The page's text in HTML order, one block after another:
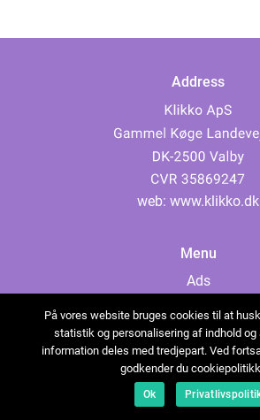
Address
web: www.klikko.dk
Menu
Ads
Cookies
Contact
Sitemap
På vores website bruges cookies til at
statistik og personalisering af indhold og
information deles med tredjepart. Ved
godkender du
Ok